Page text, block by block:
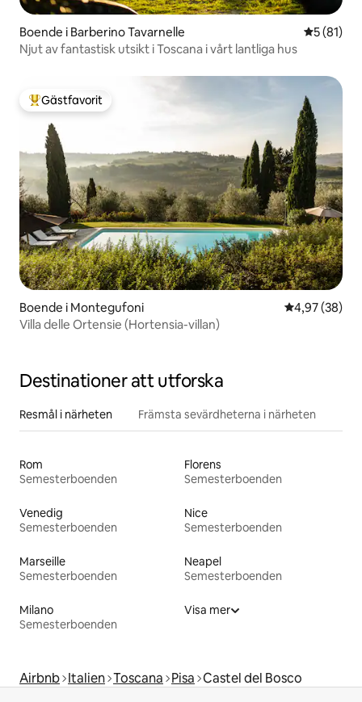
Boende i Barberino Tavarnelle 5 av 5 i
5 (81)
Njut av fantastisk utsikt i Toscana i vårt lantliga hus
Populär gästfavorit
Gästfavorit
Boende i Montegufoni 4,97 av 5 i
4,97 (38)
Villa delle Ortensie (Hortensia-villan)
Destinationer att utforska
Resmål i närheten Främsta sevärdheterna i närheten
Rom
Semesterboenden
Florens
Semesterboenden
Venedig
Semesterboenden
Nice
Semesterboenden
Marseille
Semesterboenden
Neapel
Semesterboenden
Milano
Semesterboenden
Visa mer
Airbnb Italien Toscana Pisa Castel del Bosco